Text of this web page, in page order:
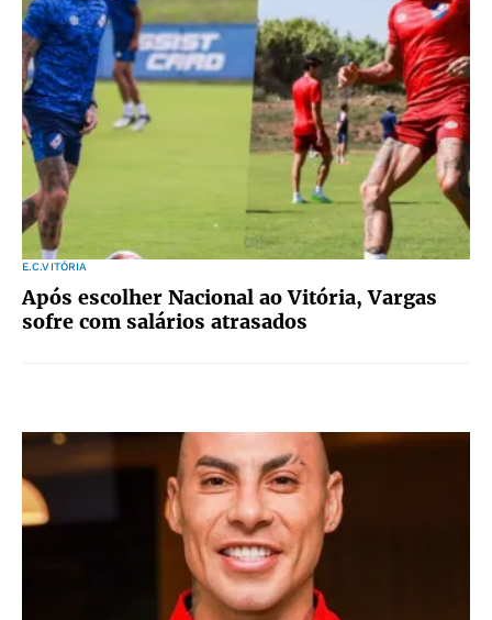
E.C.VITÓRIA
Após escolher Nacional ao Vitória, Vargas
sofre com salários atrasados